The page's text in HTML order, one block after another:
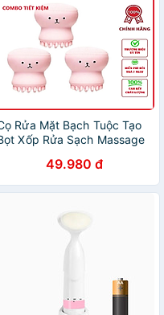
Rửa Mặt Bạch Tuộc Tạo
Xốp Rửa Sạch Massage
Chết - Hàng chính hãng
49.980 đ